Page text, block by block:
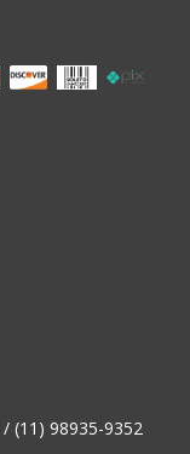
(11) 98935-9352